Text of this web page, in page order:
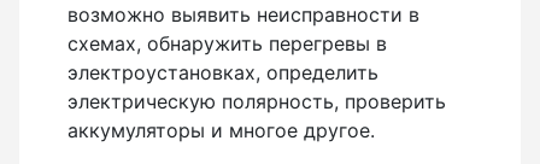
возможно выявить неисправности в
схемах, обнаружить перегревы в
электроустановках, определить
электрическую полярность, проверить
аккумуляторы и многое другое.
Нивелиры
Нивелиры оптические
Нивелиры лазерные ротационные